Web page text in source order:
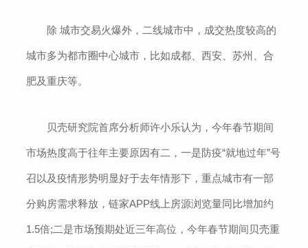
除 城市交易火爆外，二线城市中，成交热度较高的
城市多为都市圈中心城市，比如成都、西安、苏州、合
肥及重庆等。
贝壳研究院首席分析师许小乐认为，今年春节期间
市场热度高于往年主要原因有二，一是防疫“就地过年”号
召以及疫情形势明显好于去年情形下，重点城市有一部
分购房需求释放，链家APP线上房源浏览量同比增加约
1.5倍;二是市场预期处近三年高位，今年春节期间贝壳重